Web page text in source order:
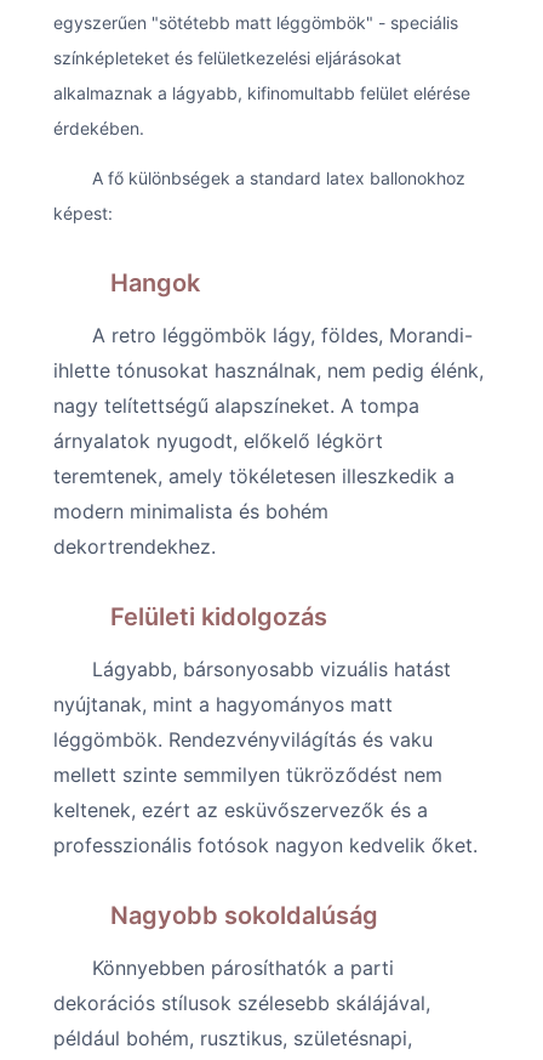
egyszerűen "sötétebb matt léggömbök" - speciális
színképleteket és felületkezelési eljárásokat
alkalmaznak a lágyabb, kifinomultabb felület elérése
érdekében.
A fő különbségek a standard latex ballonokhoz
képest:
Hangok
A retro léggömbök lágy, földes, Morandi-
ihlette tónusokat használnak, nem pedig élénk,
nagy telítettségű alapszíneket. A tompa
árnyalatok nyugodt, előkelő légkört
teremtenek, amely tökéletesen illeszkedik a
modern minimalista és bohém
dekortrendekhez.
Felületi kidolgozás
Lágyabb, bársonyosabb vizuális hatást
nyújtanak, mint a hagyományos matt
léggömbök. Rendezvényvilágítás és vaku
mellett szinte semmilyen tükröződést nem
keltenek, ezért az esküvőszervezők és a
professzionális fotósok nagyon kedvelik őket.
Nagyobb sokoldalúság
Könnyebben párosíthatók a parti
dekorációs stílusok szélesebb skálájával,
például bohém, rusztikus, születésnapi,